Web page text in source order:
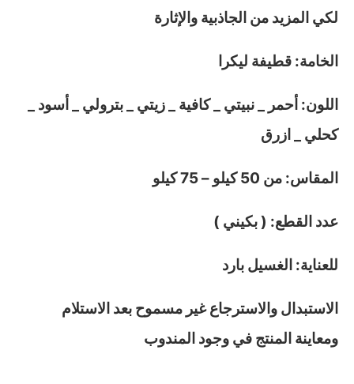
لكي المزيد من الجاذبية والإثارة
الخامة: قطيفة ليكرا
اللون: أحمر _ نبيتي _ كافية _ زيتي _ بترولي _ أسود _
كحلي _ ازرق
المقاس: من 50 كيلو – 75 كيلو
عدد القطع: ( بكيني )
للعناية: الغسيل بارد
الاستبدال والاسترجاع غير مسموح بعد الاستلام
ومعاينة المنتج في وجود المندوب